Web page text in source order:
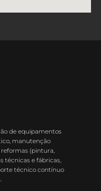
de equipamentos
manutenção
reformas (pintura,
técnicas e fábricas,
técnico contínuo